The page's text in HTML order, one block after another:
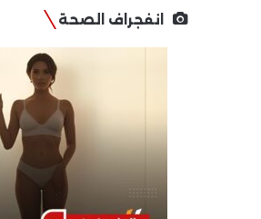
انفجراف الصحة